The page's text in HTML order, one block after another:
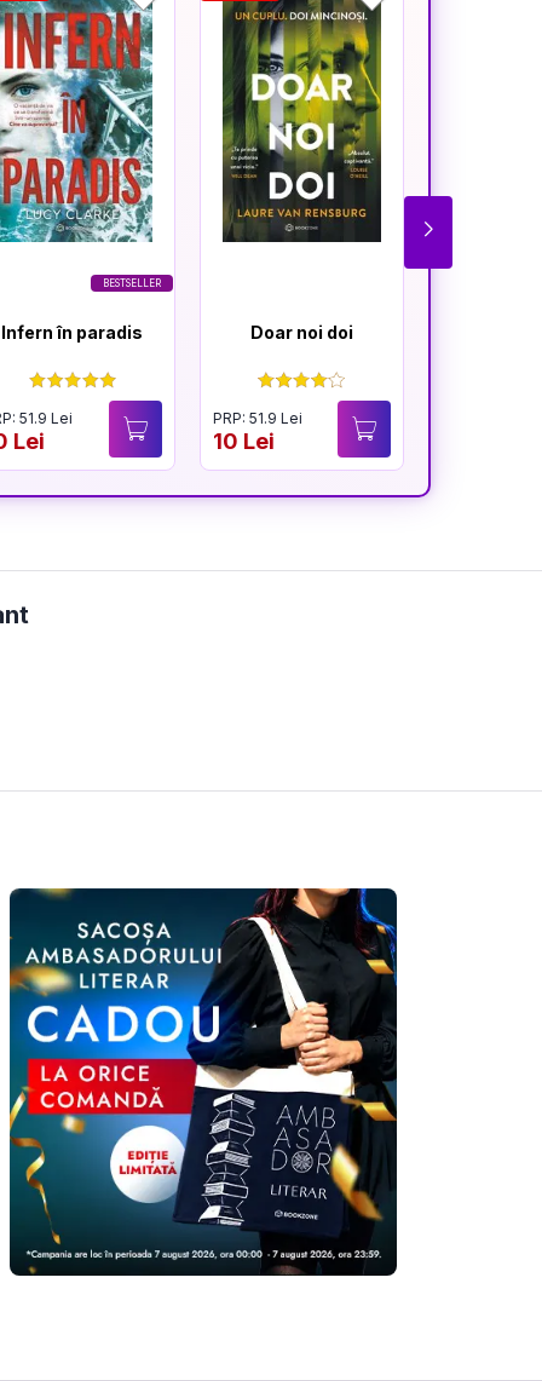
BESTSELLER
Infern în paradis
51.9 Lei
Lei
Doar noi doi
PRP: 51.9 Lei
10 Lei